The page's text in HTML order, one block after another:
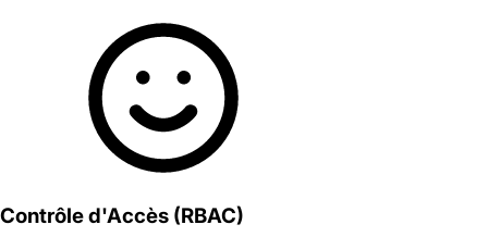
Contrôle d'Accès (RBAC)